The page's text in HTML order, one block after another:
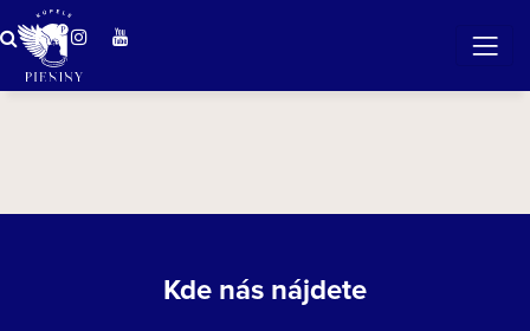
Kde nás nájdete